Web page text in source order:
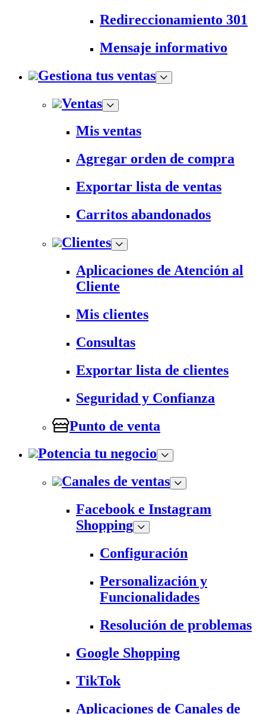
Redireccionamiento 301
Mensaje informativo
Gestiona tus ventas
Ventas
Mis ventas
Agregar orden de compra
Exportar lista de ventas
Carritos abandonados
Clientes
Aplicaciones de Atención al
Cliente
Mis clientes
Consultas
Exportar lista de clientes
Seguridad y Confianza
Punto de venta
Potencia tu negocio
Canales de ventas
Facebook e Instagram
Shopping
Configuración
Personalización y
Funcionalidades
Resolución de problemas
Google Shopping
TikTok
Aplicaciones de Canales de